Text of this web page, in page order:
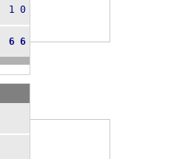
1 0
6 6